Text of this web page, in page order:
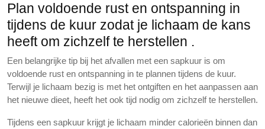
Plan voldoende rust en ontspanning in
tijdens de kuur zodat je lichaam de kans
heeft om zichzelf te herstellen .
Een belangrijke tip bij het afvallen met een sapkuur is om
voldoende rust en ontspanning in te plannen tijdens de kuur.
Terwijl je lichaam bezig is met het ontgiften en het aanpassen aan
het nieuwe dieet, heeft het ook tijd nodig om zichzelf te herstellen.
Tijdens een sapkuur krijgt je lichaam minder calorieën binnen dan